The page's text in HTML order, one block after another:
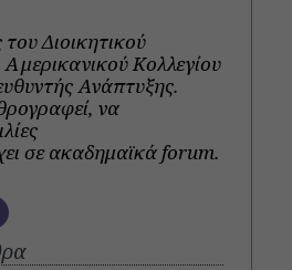
του Διοικητικού
Κολλεγίου
Ανάπτυξης.
να
σε ακαδημαϊκά forum.